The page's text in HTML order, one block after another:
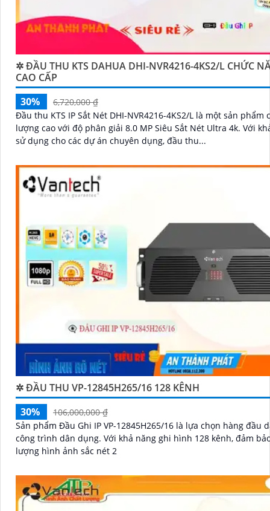
✲ ĐẦU THU KTS DAHUA DHI-NVR4216-4KS2/L CHỨC
CAO CẤP
30%
6,720,000 ₫
Đầu thu KTS IP Sắt Nét DHI-NVR4216-4KS2/L là một sản phẩm
lượng cao với độ phân giải 8.0 MP Siêu Sắt Nét Ultra 4k. Với khả năng
sử dụng cho các dự án chuyên dụng, đầu thu...
✲ ĐẦU THU VP-12845H265/16 128 KÊNH
30%
106,000,000 ₫
Sản phẩm Đầu Ghi IP VP-12845H265/16 là lựa chọn hàng đầu
công trình dân dụng. Với khả năng ghi hình 128 kênh, đảm bảo chất
lượng hình ảnh sắc nét 2